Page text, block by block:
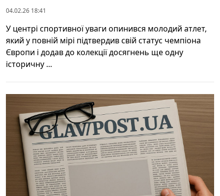
04.02.26 18:41
У центрі спортивної уваги опинився молодий атлет,
який у повній мірі підтвердив свій статус чемпіона
Європи і додав до колекції досягнень ще одну
історичну ...